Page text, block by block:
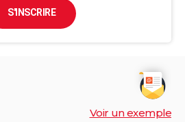
S'INSCRIRE
Voir un exemple